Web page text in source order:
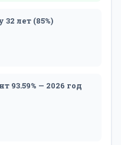
лет (85%)
— 2026 год